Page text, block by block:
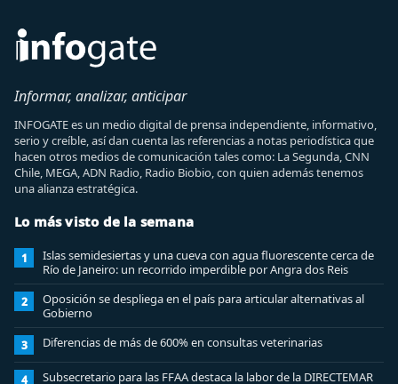
Informar, analizar, anticipar
INFOGATE es un medio digital de prensa independiente, informativo,
serio y creíble, así dan cuenta las referencias a notas periodística que
hacen otros medios de comunicación tales como: La Segunda, CNN
Chile, MEGA, ADN Radio, Radio Biobio, con quien además tenemos
una alianza estratégica.
Lo más visto de la semana
1
Islas semidesiertas y una cueva con agua fluorescente cerca de
Río de Janeiro: un recorrido imperdible por Angra dos Reis
2
Oposición se despliega en el país para articular alternativas al
Gobierno
3 Diferencias de más de 600% en consultas veterinarias
4 Subsecretario para las FFAA destaca la labor de la DIRECTEMAR